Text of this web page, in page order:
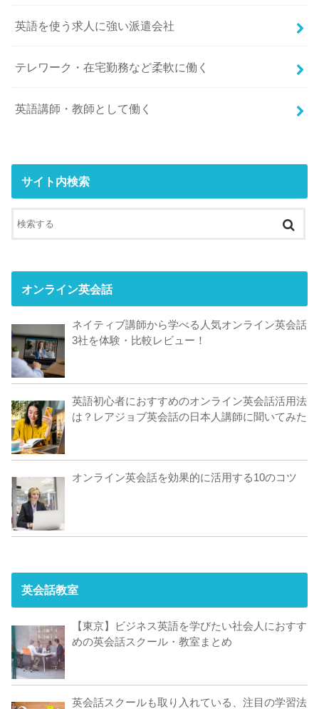
英語を使う求人に強い派遣会社
テレワーク・在宅勤務など柔軟に働く
英語講師・教師として働く
サイト内検索
オンライン英会話
ネイティブ講師から学べる人気オンライン英会話
3社を体験・比較レビュー！
英語初心者におすすめのオンライン英会話活用法
は？レアジョブ英会話の日本人講師に聞いてみた
オンライン英会話を効果的に活用する10のコツ
英会話教室
【東京】ビジネス英語を学びたい社会人におすす
めの英会話スクール・教室まとめ
英会話スクールも取り入れている、注目の学習法